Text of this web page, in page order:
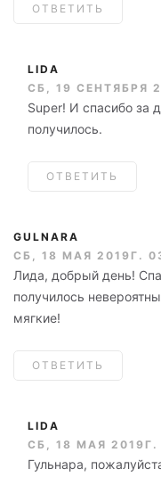
ОТВЕТИТЬ
LIDA
СБ, 19 СЕНТЯБРЯ
Super! И спасибо за
получилось.
ОТВЕТИТЬ
GULNARA
СБ, 18 МАЯ 2019Г.
Лида, добрый день!
получилось
мягкие!
ОТВЕТИТЬ
LIDA
СБ, 18 МАЯ 2019Г.
Гульнара,